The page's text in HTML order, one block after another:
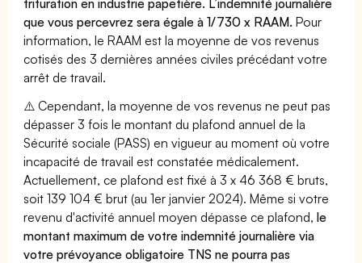
que vous percevrez sera égale à 1/730 x RAAM. Pour
information, le RAAM est la moyenne de vos revenus
cotisés des 3 dernières années civiles précédant votre
arrêt de travail.
⚠️ Cependant, la moyenne de vos revenus ne peut pas
dépasser 3 fois le montant du plafond annuel de la
Sécurité sociale (PASS) en vigueur au moment où votre
incapacité de travail est constatée médicalement.
Actuellement, ce plafond est fixé à 3 x 46 368 € bruts,
soit 139 104 € brut (au 1er janvier 2024). Même si votre
revenu d'activité annuel moyen dépasse ce plafond,le
montant maximum de votre indemnité journalière via
votre prévoyance obligatoire TNS ne pourra pas